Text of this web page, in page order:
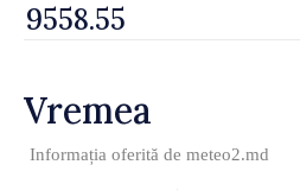
Vremea
Informația oferită de meteo2.md